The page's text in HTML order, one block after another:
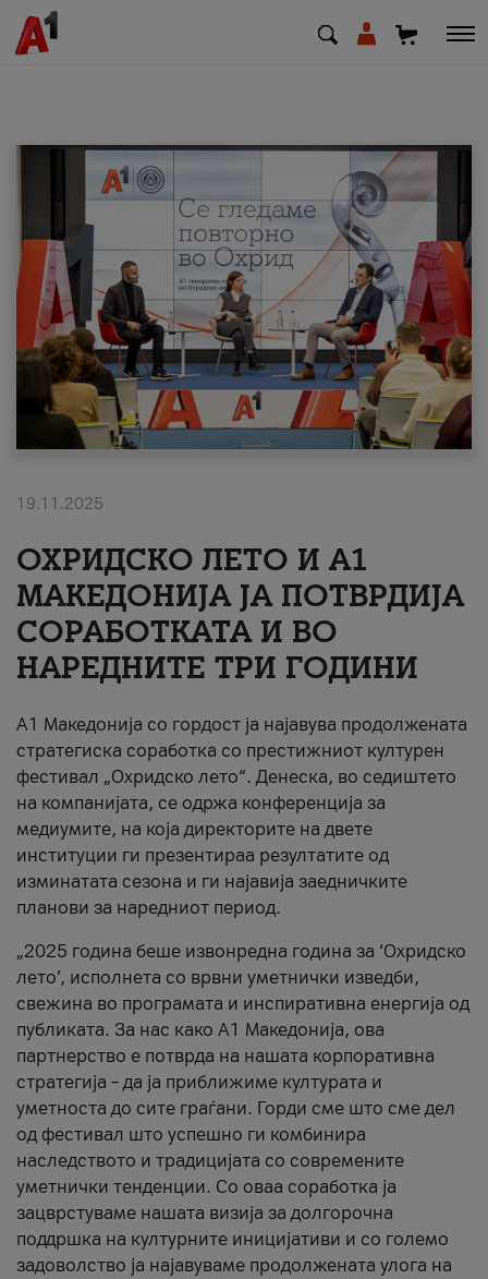
МК SQ
Приватни Деловни
Поддршка
Надополни кредит
#ПодобарОнлајн
19.11.2025
ОХРИДСКО ЛЕТО И A1
МАКЕДОНИЈА ЈА ПОТВРДИЈА
СОРАБОТКАТА И ВО
НАРЕДНИТЕ ТРИ ГОДИНИ
A1 Македонија со гордост ја најавува продолжената
стратегиска соработка со престижниот културен
фестивал „Охридско лето“. Денеска, во седиштето
на компанијата, се одржа конференција за
медиумите, на која директорите на двете
институции ги презентираа резултатите од
изминатата сезона и ги најавија заедничките
планови за наредниот период.
„2025 година беше извонредна година за ‘Охридско
лето’, исполнета со врвни уметнички изведби,
свежина во програмата и инспиративна енергија од
публиката. За нас како A1 Македонија, ова
партнерство е потврда на нашата корпоративна
стратегија – да ја приближиме културата и
уметноста до сите граѓани. Горди сме што сме дел
од фестивал што успешно ги комбинира
наследството и традицијата со современите
уметнички тенденции. Со оваа соработка ја
зацврстуваме нашата визија за долгорочна
поддршка на културните иницијативи и со големо
задоволство ја најавуваме продолжената улога на